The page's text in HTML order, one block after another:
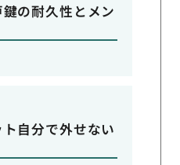
の耐久性とメン
自分で外せない